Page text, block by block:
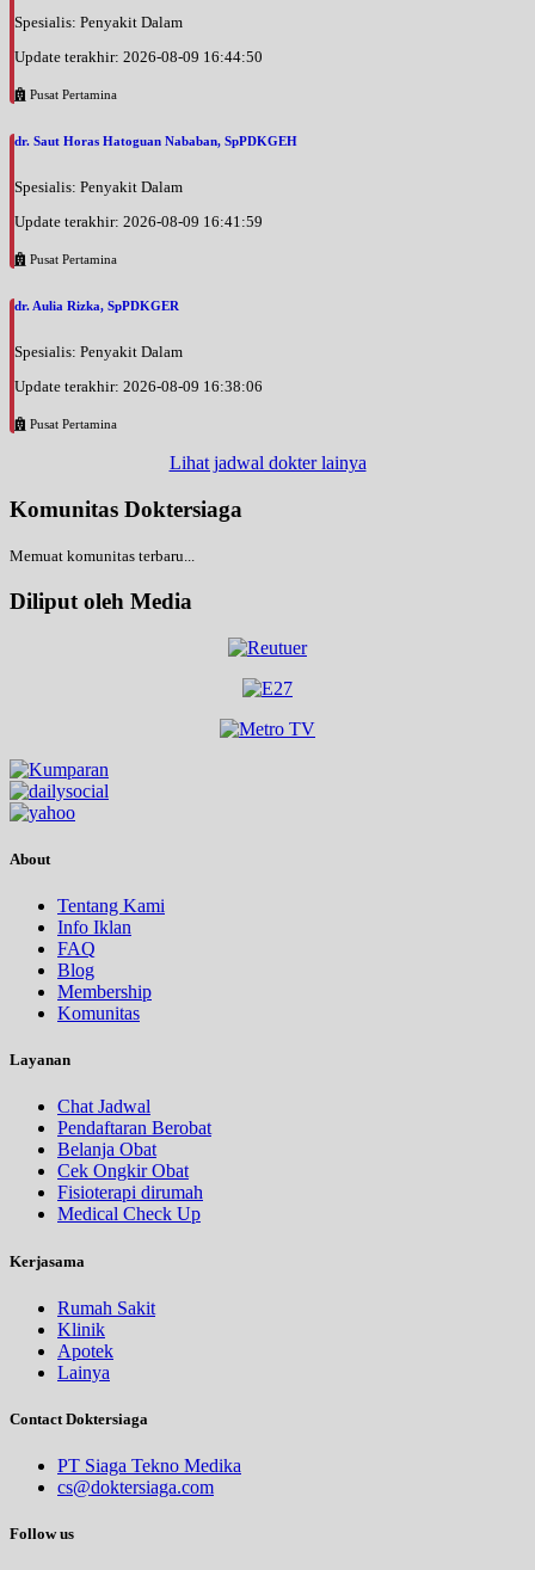
Spesialis: Penyakit Dalam
Update terakhir: 2026-08-09 16:44:50
Pusat Pertamina
dr. Saut Horas Hatoguan Nababan, SpPDKGEH
Spesialis: Penyakit Dalam
Update terakhir: 2026-08-09 16:41:59
Pusat Pertamina
dr. Aulia Rizka, SpPDKGER
Spesialis: Penyakit Dalam
Update terakhir: 2026-08-09 16:38:06
Pusat Pertamina
Lihat jadwal dokter lainya
Komunitas Doktersiaga
Memuat komunitas terbaru...
Diliput oleh Media
About
Tentang Kami
Info Iklan
FAQ
Blog
Membership
Komunitas
Layanan
Chat Jadwal
Pendaftaran Berobat
Belanja Obat
Cek Ongkir Obat
Fisioterapi dirumah
Medical Check Up
Kerjasama
Rumah Sakit
Klinik
Apotek
Lainya
Contact Doktersiaga
PT Siaga Tekno Medika
cs@doktersiaga.com
Follow us